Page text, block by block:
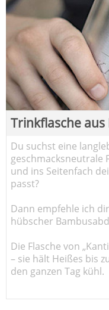
Trinkflasche aus
Du suchst eine
geschmacksneutrale
und ins Seitenfach
passt?
Dann empfehle ich
hübscher
Die Flasche von
– sie hält Heißes bis
den ganzen Tag kühl.